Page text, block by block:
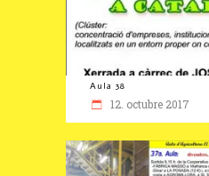
Aula 38
12. octubre 2017